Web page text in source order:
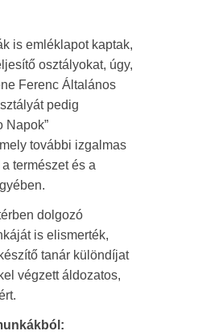
is emléklapot kaptak,
osztályokat, úgy,
Ferenc Általános
pedig
Napok”
további izgalmas
természet és a
dolgozó
is elismerték,
tanár különdíjat
végzett áldozatos,